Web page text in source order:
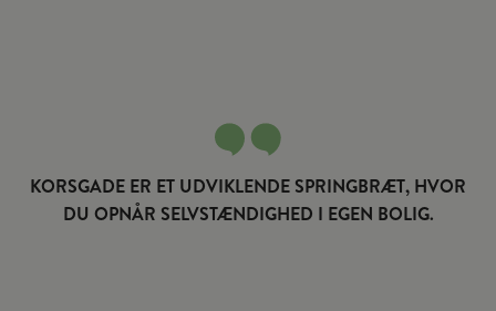
KORSGADE ER ET UDVIKLENDE SPRINGBRÆT, HVOR
DU OPNÅR SELVSTÆNDIGHED I EGEN BOLIG.